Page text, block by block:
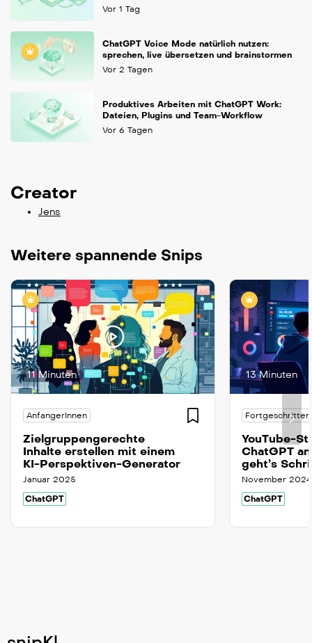
Vor 1 Tag
ChatGPT Voice Mode natürlich nutzen:
sprechen, live übersetzen und brainstormen
Vor 2 Tagen
Produktives Arbeiten mit ChatGPT Work:
Dateien, Plugins und Team-Workflow
Vor 6 Tagen
Creator
Jens
Weitere spannende Snips
11 Minuten
AnfangerInnen
Zielgruppengerechte
Inhalte erstellen mit einem
KI-Perspektiven-Generator
Januar 2025
ChatGPT
13 Minuten
YouTube-
ChatGPT
geht’s
November 2024
ChatGPT